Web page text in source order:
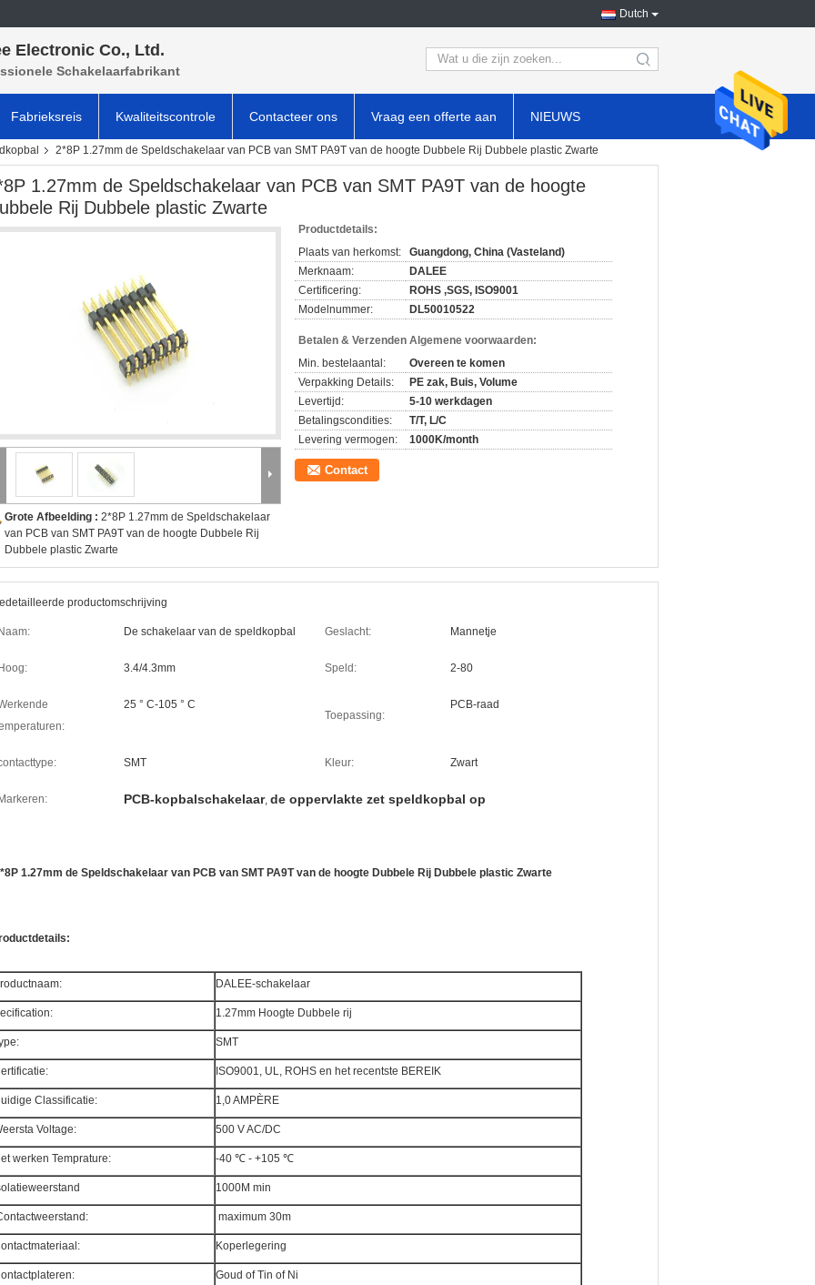
Dutch
Electronic Co., Ltd.
Schakelaarfabrikant search
Fabrieksreis Kwaliteitscontrole Contacteer ons Vraag een offerte aan NIEUWS
2*8P 1.27mm de Speldschakelaar van PCB van SMT PA9T van de hoogte Dubbele Rij Dubbele plastic Zwarte
1.27mm de Speldschakelaar van PCB van SMT PA9T van de hoogte
Rij Dubbele plastic Zwarte
Grote Afbeelding : 2*8P 1.27mm de Speldschakelaar
van PCB van SMT PA9T van de hoogte Dubbele Rij
Dubbele plastic Zwarte
Productdetails:
Plaats van herkomst:
Guangdong, China (Vasteland)
Merknaam:
DALEE
Certificering:
ROHS ,SGS, ISO9001
Modelnummer:
DL50010522
Betalen & Verzenden Algemene voorwaarden:
Min. bestelaantal:
Overeen te komen
Verpakking Details:
PE zak, Buis, Volume
Levertijd:
5-10 werkdagen
Betalingscondities:
T/T, L/C
Levering vermogen:
1000K/month
Contact
productomschrijving
Naam: De schakelaar van de speldkopbal Geslacht: Mannetje
Hoog: 3.4/4.3mm Speld: 2-80
25 ° C-105 ° C
Toepassing:
PCB-raad
SMT Kleur: Zwart
Markeren: PCB-kopbalschakelaar, de oppervlakte zet speldkopbal op
1.27mm de Speldschakelaar van PCB van SMT PA9T van de hoogte Dubbele Rij Dubbele plastic Zwarte
DALEE-schakelaar
1.27mm Hoogte Dubbele rij
SMT
ISO9001, UL, ROHS en het recentste BEREIK
Classificatie: 1,0 AMPÈRE
Voltage: 500 V AC/DC
werken Temprature: -40 ℃ - +105 ℃
1000M min
maximum 30m
Koperlegering
Goud of Tin of Ni